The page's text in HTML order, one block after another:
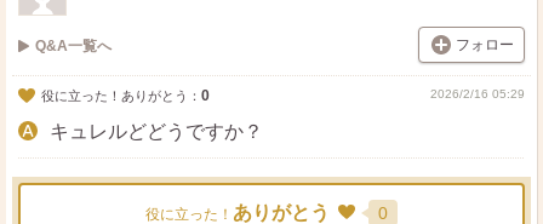
Q&A一覧へ フォロー
役に立った！ありがとう： 0 2026/2/16 05:29
キュレルどどうですか？
役に立った！ ありがとう 0